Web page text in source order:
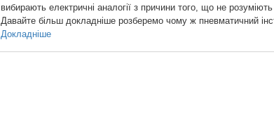
вибирають електричні аналогії з причини того, що не розуміють
Давайте більш докладніше розберемо чому ж пневматичний
Докладніше